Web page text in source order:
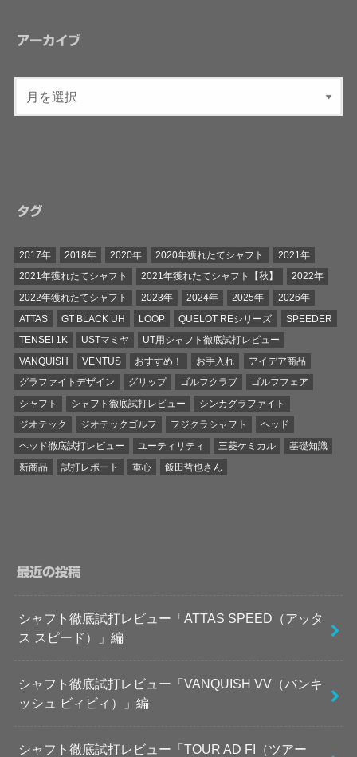
アーカイブ
タグ
2017年 2018年 2020年 2020年獲れたてシャフト
2021年
2021年獲れたてシャフト
2021年獲れたてシャフト【秋】
2022年
2022年獲れたてシャフト
2023年 2024年 2025年
2026年
ATTAS
GT BLACK UH LOOP QUELOT REシリーズ
SPEEDER
TENSEI 1K
USTマミヤ
UT用シャフト徹底試打レビュー
VANQUISH
VENTUS おすすめ！ お手入れ
アイデア商品
グラファイトデザイン
グリップ ゴルフクラブ
ゴルフフェア
シャフト
シャフト徹底試打レビュー
シンカグラファイト
ジオテック
ジオテックゴルフ フジクラシャフト
ヘッド
ヘッド徹底試打レビュー
ユーティリティ 三菱ケミカル
基礎知識
新商品
試打レポート 重心 飯田哲也さん
最近の投稿
シャフト徹底試打レビュー「ATTAS SPEED（アッタ
ス スピード）」編
シャフト徹底試打レビュー「VANQUISH VV（バンキ
ッシュ ビィビィ）」編
シャフト徹底試打レビュー「TOUR AD FI（ツアー